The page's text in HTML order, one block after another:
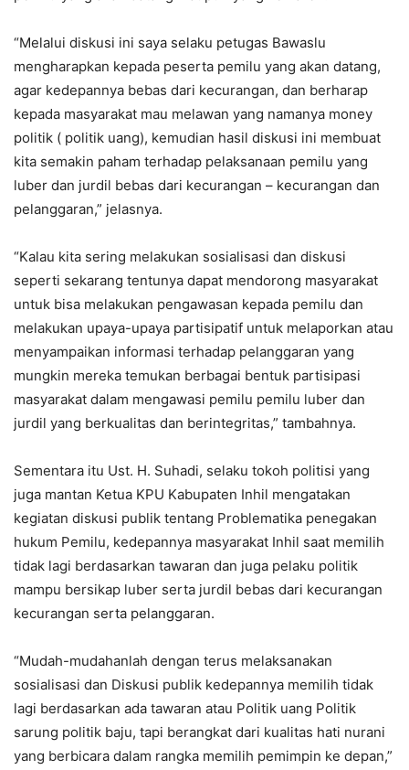
“Melalui diskusi ini saya selaku petugas Bawaslu
mengharapkan kepada peserta pemilu yang akan datang,
agar kedepannya bebas dari kecurangan, dan berharap
kepada masyarakat mau melawan yang namanya money
politik ( politik uang), kemudian hasil diskusi ini membuat
kita semakin paham terhadap pelaksanaan pemilu yang
luber dan jurdil bebas dari kecurangan – kecurangan dan
pelanggaran,” jelasnya.
“Kalau kita sering melakukan sosialisasi dan diskusi
seperti sekarang tentunya dapat mendorong masyarakat
untuk bisa melakukan pengawasan kepada pemilu dan
melakukan upaya-upaya partisipatif untuk melaporkan atau
menyampaikan informasi terhadap pelanggaran yang
mungkin mereka temukan berbagai bentuk partisipasi
masyarakat dalam mengawasi pemilu pemilu luber dan
jurdil yang berkualitas dan berintegritas,” tambahnya.
Sementara itu Ust. H. Suhadi, selaku tokoh politisi yang
juga mantan Ketua KPU Kabupaten Inhil mengatakan
kegiatan diskusi publik tentang Problematika penegakan
hukum Pemilu, kedepannya masyarakat Inhil saat memilih
tidak lagi berdasarkan tawaran dan juga pelaku politik
mampu bersikap luber serta jurdil bebas dari kecurangan
kecurangan serta pelanggaran.
“Mudah-mudahanlah dengan terus melaksanakan
sosialisasi dan Diskusi publik kedepannya memilih tidak
lagi berdasarkan ada tawaran atau Politik uang Politik
sarung politik baju, tapi berangkat dari kualitas hati nurani
yang berbicara dalam rangka memilih pemimpin ke depan,”